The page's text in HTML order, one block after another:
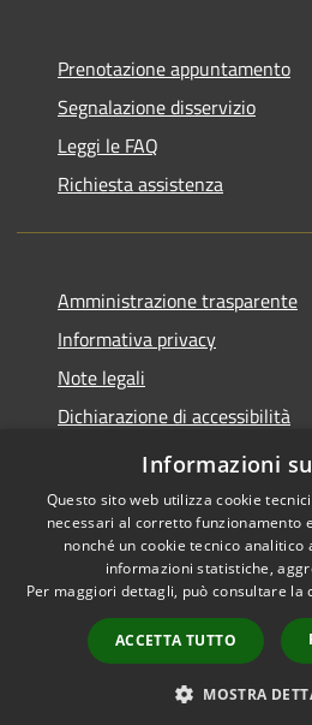
Prenotazione appuntamento
Segnalazione disservizio
Leggi le FAQ
Richiesta assistenza
Amministrazione trasparente
Informativa privacy
Note legali
Dichiarazione di accessibilità
Piano di miglioramento del sito
Accessibilità
Informazioni
Questo sito web utilizza cookie
necessari al corretto funzionamento
nonché un cookie tecnico
informazioni statistiche,
Per maggiori dettagli, può consultare la
ACCETTA TUTTO
MOSTRA